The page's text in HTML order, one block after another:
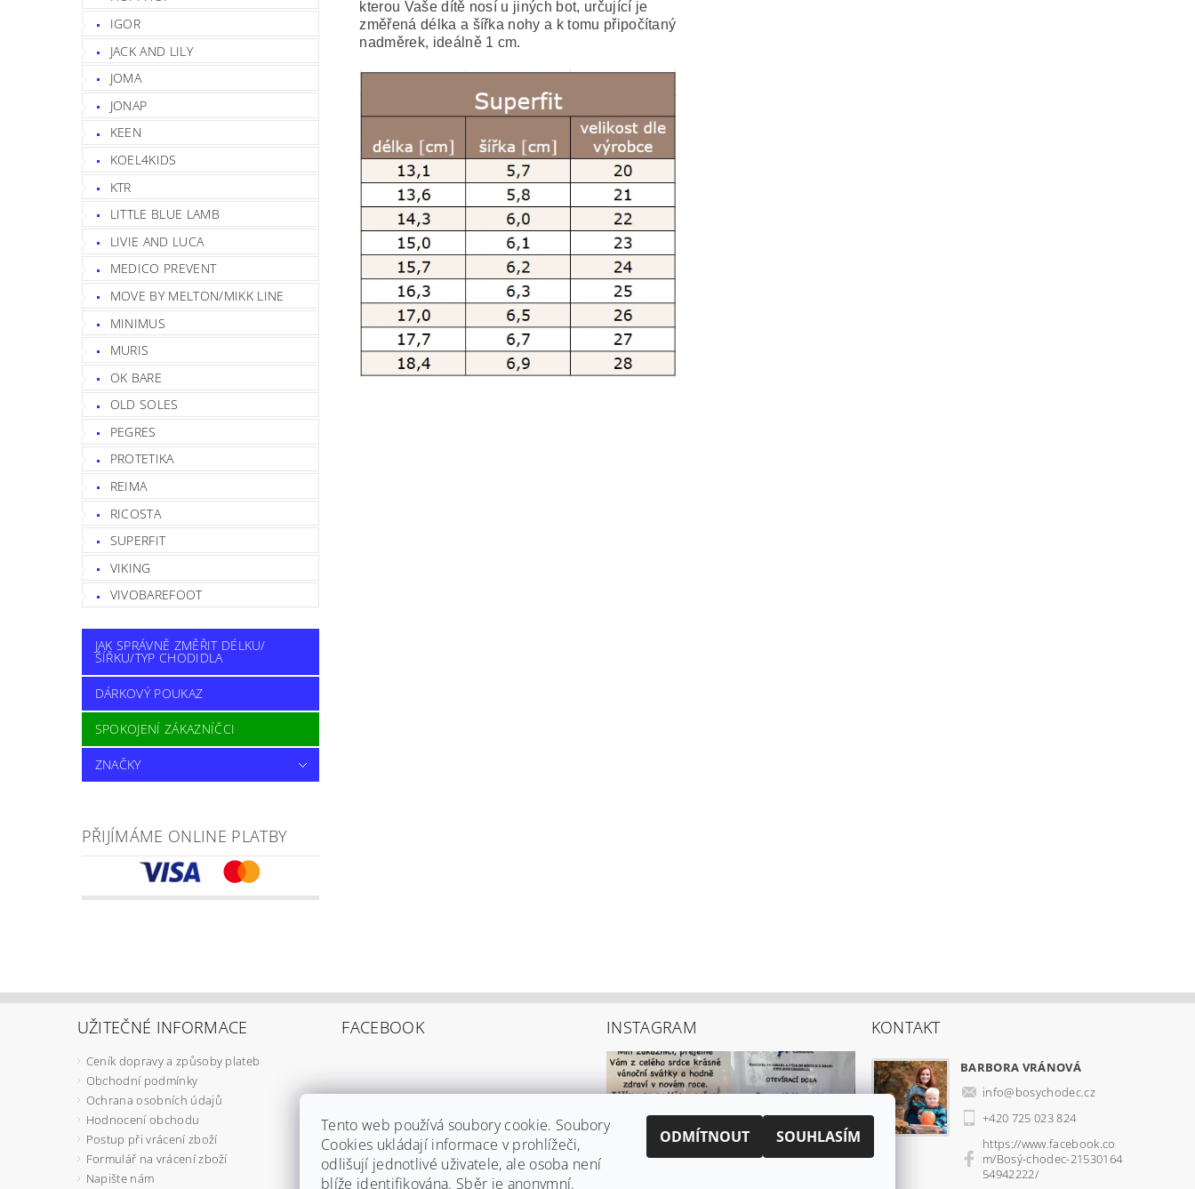
IGOR
JACK AND LILY
JOMA
JONAP
KEEN
KOEL4KIDS
KTR
LITTLE BLUE LAMB
LIVIE AND LUCA
MEDICO PREVENT
MOVE BY MELTON/MIKK LINE
MINIMUS
MURIS
OK BARE
OLD SOLES
PEGRES
PROTETIKA
REIMA
RICOSTA
SUPERFIT
VIKING
VIVOBAREFOOT
JAK SPRÁVNĚ ZMĚŘIT DÉLKU/
ŠÍŘKU/TYP CHODIDLA
DÁRKOVÝ POUKAZ
SPOKOJENÍ ZÁKAZNÍČCI
ZNAČKY
PŘIJÍMÁME ONLINE PLATBY
kterou Vaše dítě nosí u jiných bot, určující je
změřená délka a šířka nohy a k tomu připočítaný
nadměrek, ideálně 1 cm.
UŽITEČNÉ INFORMACE
Ceník dopravy a způsoby plateb
Obchodní podmínky
Ochrana osobních údajů
Hodnocení obchodu
Postup při vrácení zboží
Formulář na vrácení zboží
Napište nám
FACEBOOK INSTAGRAM KONTAKT
BARBORA VRÁNOVÁ
info@bosychodec.cz
+420 725 023 824
https://www.facebook.co
m/Bosý-chodec-21530164
54942222/
Tento web používá soubory cookie. Soubory
Cookies ukládají informace v prohlížeči,
odlišují jednotlivé uživatele, ale osoba není
blíže identifikována. Sběr je anonymní.
ODMÍTNOUT SOUHLASÍM